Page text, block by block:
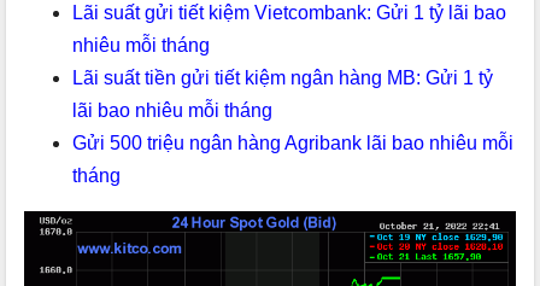
Lãi suất gửi tiết kiệm Vietcombank: Gửi 1 tỷ lãi bao
nhiêu mỗi tháng
Lãi suất tiền gửi tiết kiệm ngân hàng MB: Gửi 1 tỷ
lãi bao nhiêu mỗi tháng
Gửi 500 triệu ngân hàng Agribank lãi bao nhiêu mỗi
tháng